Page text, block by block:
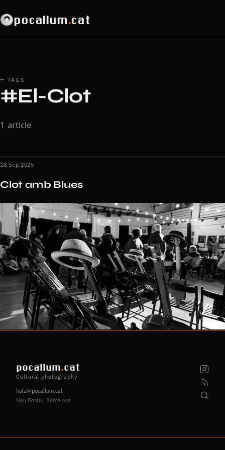
pocallum.cat
← TAGS
#El-Clot
1 article
28 Sep 2025
Clot amb Blues
pocallum.cat
Cultural photography
hola@pocallum.cat
Nau Bostik, Barcelona